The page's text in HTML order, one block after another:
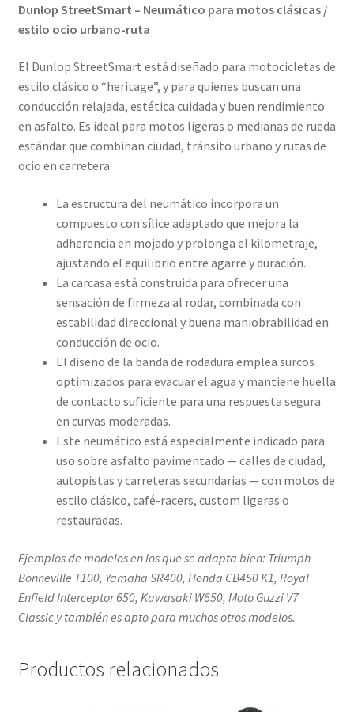
Dunlop StreetSmart – Neumático para motos clásicas /
estilo ocio urbano-ruta
El Dunlop StreetSmart está diseñado para motocicletas de
estilo clásico o “heritage”, y para quienes buscan una
conducción relajada, estética cuidada y buen rendimiento
en asfalto. Es ideal para motos ligeras o medianas de rueda
estándar que combinan ciudad, tránsito urbano y rutas de
ocio en carretera.
La estructura del neumático incorpora un
compuesto con sílice adaptado que mejora la
adherencia en mojado y prolonga el kilometraje,
ajustando el equilibrio entre agarre y duración.
La carcasa está construida para ofrecer una
sensación de firmeza al rodar, combinada con
estabilidad direccional y buena maniobrabilidad en
conducción de ocio.
El diseño de la banda de rodadura emplea surcos
optimizados para evacuar el agua y mantiene huella
de contacto suficiente para una respuesta segura
en curvas moderadas.
Este neumático está especialmente indicado para
uso sobre asfalto pavimentado — calles de ciudad,
autopistas y carreteras secundarias — con motos de
estilo clásico, café-racers, custom ligeras o
restauradas.
Ejemplos de modelos en los que se adapta bien: Triumph
Bonneville T100, Yamaha SR400, Honda CB450 K1, Royal
Enfield Interceptor 650, Kawasaki W650, Moto Guzzi V7
Classic y también es apto para muchos otros modelos.
Productos relacionados